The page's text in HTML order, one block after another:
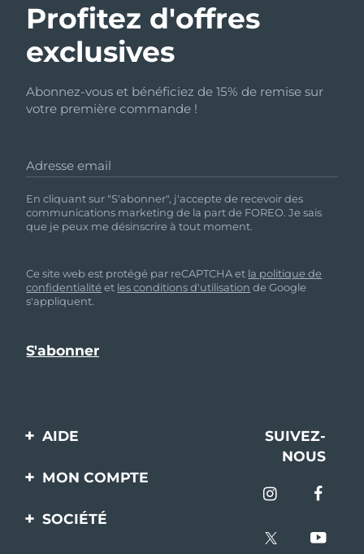
Profitez d'offres
exclusives
Abonnez-vous et bénéficiez de 15% de remise sur
votre première commande !
Adresse email
En cliquant sur "S'abonner", j'accepte de recevoir des
communications marketing de la part de FOREO. Je sais
que je peux me désinscrire à tout moment.
Ce site web est protégé par reCAPTCHA et la politique de
confidentialité et les conditions d'utilisation de Google
s'appliquent.
AIDE
Contactez-nous
livraisons
SUIVEZ-
NOUS
MON COMPTE
Enregistrement produit
SOCIÉTÉ